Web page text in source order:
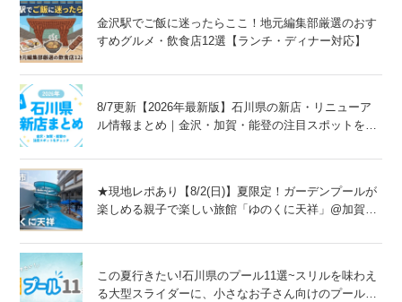
金沢駅でご飯に迷ったらここ！地元編集部厳選のおす
すめグルメ・飲食店12選【ランチ・ディナー対応】
8/7更新【2026年最新版】石川県の新店・リニューア
ル情報まとめ｜金沢・加賀・能登の注目スポットをチ
★現地レポあり【8/2(日)】夏限定！ガーデンプールが
楽しめる親子で楽しい旅館「ゆのくに天祥」@加賀
この夏行きたい!石川県のプール11選~スリルを味わえ
る大型スライダーに、小さなお子さん向けのプール